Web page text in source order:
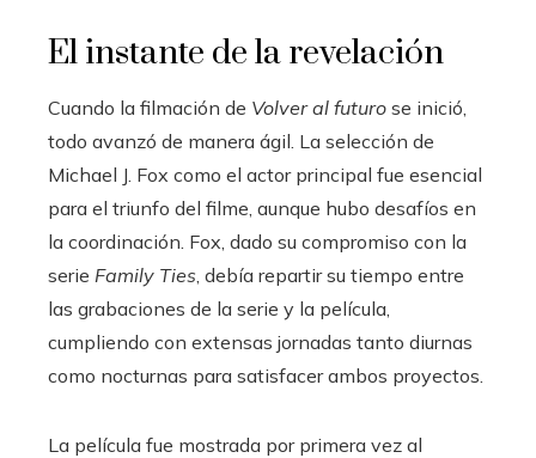
El instante de la revelación
Cuando la filmación de Volver al futuro se inició,
todo avanzó de manera ágil. La selección de
Michael J. Fox como el actor principal fue esencial
para el triunfo del filme, aunque hubo desafíos en
la coordinación. Fox, dado su compromiso con la
serie Family Ties , debía repartir su tiempo entre
las grabaciones de la serie y la película,
cumpliendo con extensas jornadas tanto diurnas
como nocturnas para satisfacer ambos proyectos.
La película fue mostrada por primera vez al